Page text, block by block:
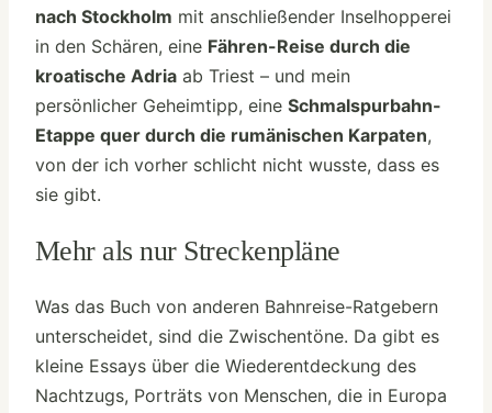
nach Stockholm mit anschließender Inselhopperei
in den Schären, eine Fähren-Reise durch die
kroatische Adria ab Triest – und mein
persönlicher Geheimtipp, eine Schmalspurbahn-
Etappe quer durch die rumänischen Karpaten,
von der ich vorher schlicht nicht wusste, dass es
sie gibt.
Mehr als nur Streckenpläne
Was das Buch von anderen Bahnreise-Ratgebern
unterscheidet, sind die Zwischentöne. Da gibt es
kleine Essays über die Wiederentdeckung des
Nachtzugs, Porträts von Menschen, die in Europa